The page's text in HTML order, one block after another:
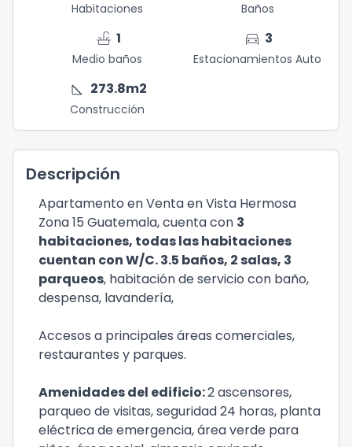
Habitaciones Baños
faucet 1
Medio baños
directions_car 3
Estacionamientos Auto
square_foot 273.8m2
Construcción
Descripción
Apartamento en Venta en Vista Hermosa
Zona 15 Guatemala, cuenta con 3
habitaciones, todas las habitaciones
cuentan con W/C. 3.5 baños, 2 salas, 3
parqueos, habitación de servicio con baño,
despensa, lavandería,
Accesos a principales áreas comerciales,
restaurantes y parques.
Amenidades del edificio:2 ascensores,
parqueo de visitas, seguridad 24 horas, planta
eléctrica de emergencia, área verde para